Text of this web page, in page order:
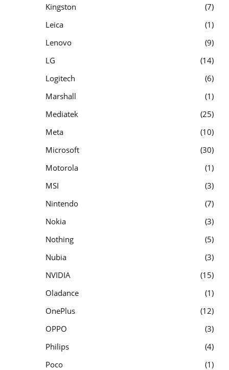
Kingston
7
Leica
1
Lenovo
9
LG
14
Logitech
6
Marshall
1
Mediatek
25
Meta
10
Microsoft
30
Motorola
1
MSI
3
Nintendo
7
Nokia
3
Nothing
5
Nubia
3
NVIDIA
15
Oladance
1
OnePlus
12
OPPO
3
Philips
4
Poco
1